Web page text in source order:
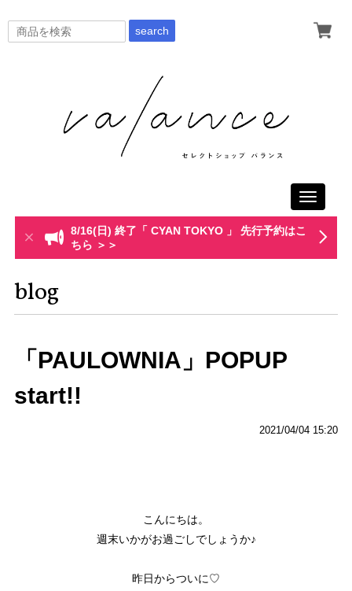
search
Toggle
8/16(日) 終了「 CYAN TOKYO 」 先行予約はこ
ちら ＞＞
blog
「PAULOWNIA」POPUP
start!!
2021/04/04 15:20
こんにちは。
週末いかがお過ごしでしょうか♪
昨日からついに♡